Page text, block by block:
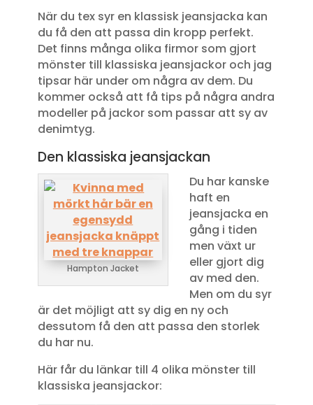
När du tex syr en klassisk jeansjacka kan
du få den att passa din kropp perfekt.
Det finns många olika firmor som gjort
mönster till klassiska jeansjackor och jag
tipsar här under om några av dem. Du
kommer också att få tips på några andra
modeller på jackor som passar att sy av
denimtyg.
Den klassiska jeansjackan
Hampton Jacket
Du har kanske
haft en
jeansjacka en
gång i tiden
men växt ur
eller gjort dig
av med den.
Men om du syr
är det möjligt att sy dig en ny och
dessutom få den att passa den storlek
du har nu.
Här får du länkar till 4 olika mönster till
klassiska jeansjackor: